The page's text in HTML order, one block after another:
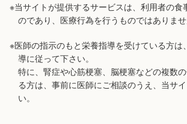
※当サイトが提供するサービスは、利用者の食
のであり、医療行為を行うものではありませ
※医師の指示のもと栄養指導を受けている方は
導に従って下さい。
特に、腎症や心筋梗塞、脳梗塞などの複数
る方は、事前に医師にご相談のうえ、当サ
い。